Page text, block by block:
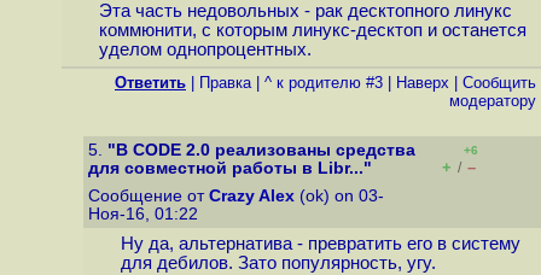
Эта часть недовольных - рак десктопного линукс
коммюнити, с которым линукс-десктоп и останется
уделом однопроцентных.
Ответить Правка| ^ к родителю #3 Наверх
Cообщить
модератору
5. "В CODE 2.0 реализованы средства
для совместной работы в Libr..."
+6
+ / –
Сообщение от Crazy Alex (ok) on 03-
Ноя-16, 01:22
Ну да, альтернатива - превратить его в систему
для дебилов. Зато популярность, угу.